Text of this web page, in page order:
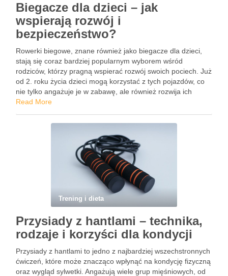
Biegacze dla dzieci – jak
wspierają rozwój i
bezpieczeństwo?
Rowerki biegowe, znane również jako biegacze dla dzieci,
stają się coraz bardziej popularnym wyborem wśród
rodziców, którzy pragną wspierać rozwój swoich pociech. Już
od 2. roku życia dzieci mogą korzystać z tych pojazdów, co
nie tylko angażuje je w zabawę, ale również rozwija ich
umiejętności motoryczne i koordynację ruchową. Dzięki …
Read More
Trening i dieta
Przysiady z hantlami – technika,
rodzaje i korzyści dla kondycji
Przysiady z hantlami to jedno z najbardziej wszechstronnych
ćwiczeń, które może znacząco wpłynąć na kondycję fizyczną
oraz wygląd sylwetki. Angażują wiele grup mięśniowych, od